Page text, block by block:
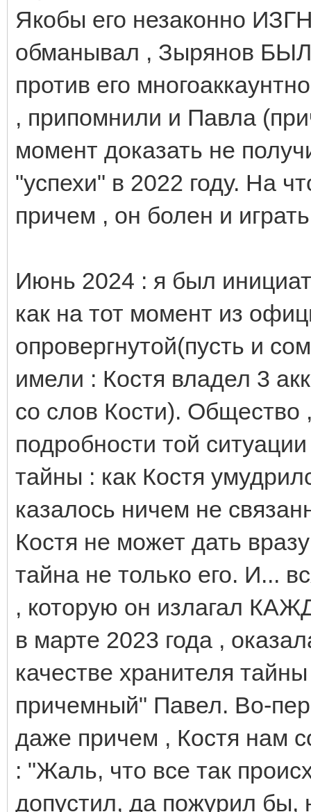
Якобы его незаконно
обманывал , Зырянов
против его
, припомнили и Павла
момент доказать не
"успехи" в 2022 году. На
причем , он болен и
Июнь 2024 : я был
как на тот момент из
опровергнутой(пусть и
имели : Костя владел 3
со слов Кости). Общество
подробности той
тайны : как Костя
казалось ничем не
Костя не может дать
тайна не только его. И...
, которую он излагал
в марте 2023 года ,
качестве хранителя
причемный" Павел. Во-
даже причем , Костя нам
: "Жаль, что все так
допустил, да пожурил бы,